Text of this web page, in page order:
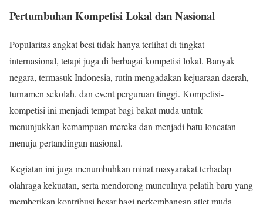
Pertumbuhan Kompetisi Lokal dan Nasional
Popularitas angkat besi tidak hanya terlihat di tingkat
internasional, tetapi juga di berbagai kompetisi lokal. Banyak
negara, termasuk Indonesia, rutin mengadakan kejuaraan daerah,
turnamen sekolah, dan event perguruan tinggi. Kompetisi-
kompetisi ini menjadi tempat bagi bakat muda untuk
menunjukkan kemampuan mereka dan menjadi batu loncatan
menuju pertandingan nasional.
Kegiatan ini juga menumbuhkan minat masyarakat terhadap
olahraga kekuatan, serta mendorong munculnya pelatih baru yang
memberikan kontribusi besar bagi perkembangan atlet muda.